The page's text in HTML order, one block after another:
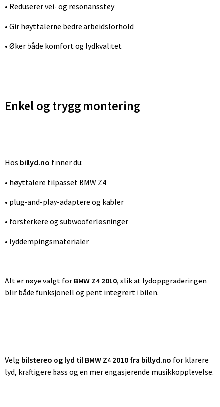
• Reduserer vei- og resonansstøy
• Gir høyttalerne bedre arbeidsforhold
• Øker både komfort og lydkvalitet
Enkel og trygg montering
Hos billyd.no finner du:
• høyttalere tilpasset BMW Z4
• plug-and-play-adaptere og kabler
• forsterkere og subwooferløsninger
• lyddempingsmaterialer
Alt er nøye valgt for BMW Z4 2010, slik at lydoppgraderingen
blir både funksjonell og pent integrert i bilen.
Velg bilstereo og lyd til BMW Z4 2010 fra billyd.no for klarere
lyd, kraftigere bass og en mer engasjerende musikkopplevelse.